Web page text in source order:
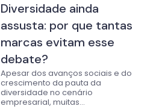
Diversidade ainda
assusta: por que tantas
marcas evitam esse
debate?
Apesar dos avanços sociais e do
crescimento da pauta da
diversidade no cenário
empresarial, muitas...